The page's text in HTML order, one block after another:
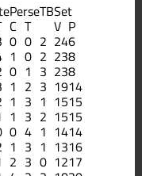
PerseTBSet
C T V P
0 0 2 246
1 0 2 238
0 1 3 238
1 2 3 1914
1 3 1 1515
1 3 2 1515
0 4 1 1414
1 3 1 1316
2 3 0 1217